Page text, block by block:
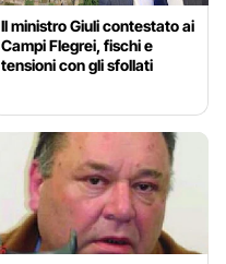
Il ministro Giuli contestato ai
Campi Flegrei, fischi e
tensioni con gli sfollati